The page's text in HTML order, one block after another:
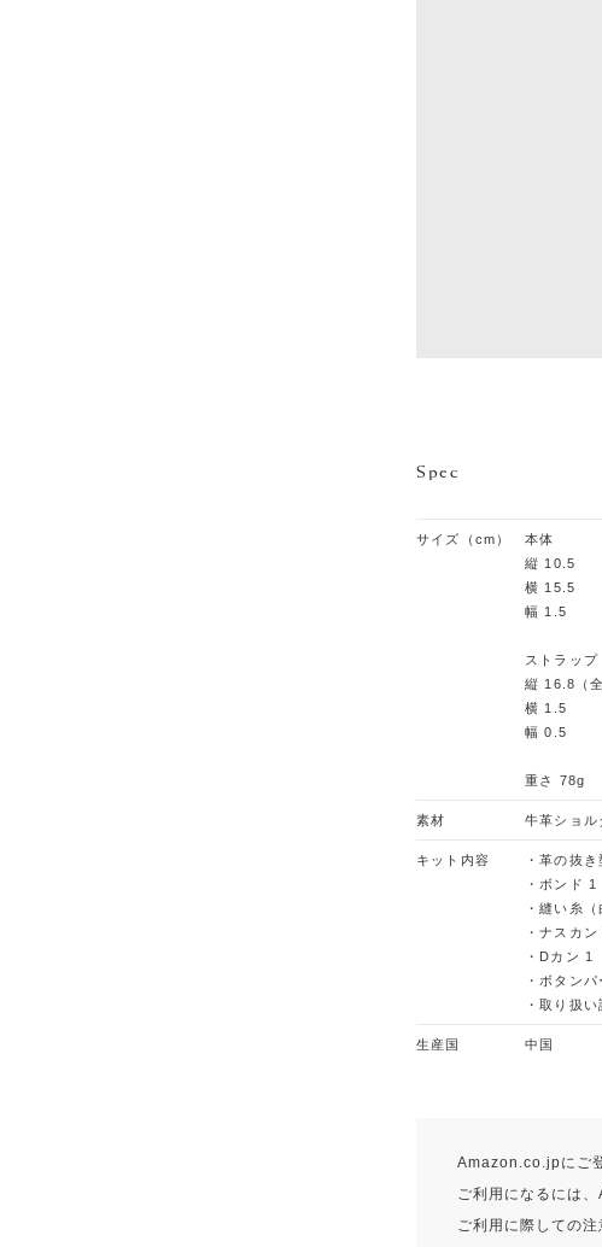
Spec
サイズ（cm）
本体
縦 10.5
横 15.5
幅 1.5
ストラップ
縦 16.8（全
横 1.5
幅 0.5
重さ 78g
素材 牛革ショル
キット内容
・革の抜き
・ボンド 1
・縫い糸
・ナスカン
・Dカン 1
・ボタンパ
・取り扱い
生産国 中国
Amazon.co.jpにご
ご利用になるには
ご利用に際しての注